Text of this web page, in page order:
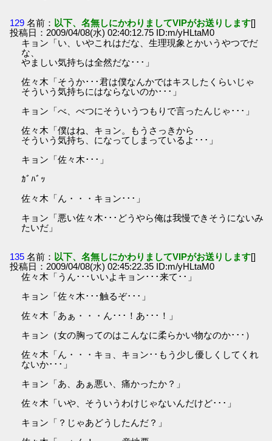
129 名前： 以下、名無しにかわりましてVIPがお送りします[]
投稿日：2009/04/08(水) 02:40:12.75 ID:m/yHLtaM0
キョン「い、いやこれはだな、生理現象とかいうやつでだ
な、
やましい気持ちは全然だな･･･」
佐々木「そうか･･･君は僕なんかではキスしたくらいじゃ
そういう気持ちにはならないのか･･･」
キョン「べ、べつにそういうつもりで言ったんじゃ･･･」
佐々木「僕はね、キョン。もうさっきから
そういう気持ち、になってしまっているよ･･･」
キョン「佐々木･･･」
ｶﾞﾊﾞｯ
佐々木「ん・・・キョン･･･」
キョン「悪い佐々木･･･どうやら俺は我慢できそうにないみ
たいだ」
135 名前： 以下、名無しにかわりましてVIPがお送りします[]
投稿日：2009/04/08(水) 02:45:22.35 ID:m/yHLtaM0
佐々木「うん･･･いいよキョン･･･来て･･」
キョン「佐々木･･･触るぞ･･･」
佐々木「あぁ・・・ん･･･！あ･･･！」
キョン（女の胸ってのはこんなに柔らかい物なのか･･･）
佐々木「ん・・・キョ、キョン･･もう少し優しくしてくれ
ないか･･･」
キョン「あ、あぁ悪い、痛かったか？」
佐々木「いや、そういうわけじゃないんだけど･･･」
キョン「？じゃあどうしたんだ？」